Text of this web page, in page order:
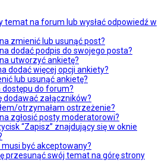
temat na forum lub wysłać odpowiedź w
zmienić lub usunąć post?
dodać podpis do swojego posta?
utworzyć ankietę?
dodać więcej opcji ankiety?
lub usunąć ankietę?
dostępu do forum?
dodawać załączników?
otrzymałam ostrzeżenie?
zgłosić posty moderatorowi?
“Zapisz” znajdujący się w oknie
być akceptowany?
przesunąć swój temat na górę strony